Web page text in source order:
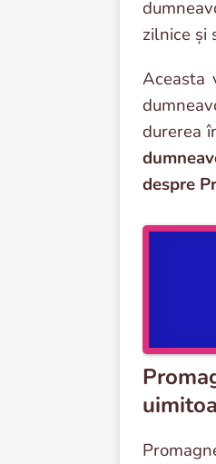
zilnice și
Aceasta
durerea
despre